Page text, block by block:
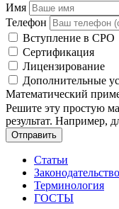
Имя
Телефон
Вступление в СРО
Сертификация
Лицензирование
Дополнительные
Математический
Решите эту простую
результат. Например,
Отправить
Статьи
Законодательство
Терминология
ГОСТЫ